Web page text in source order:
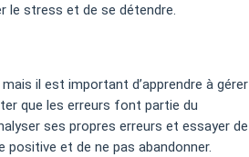
le stress et de se détendre.
il est important d’apprendre à gérer
que les erreurs font partie du
ses propres erreurs et essayer de
et de ne pas abandonner.